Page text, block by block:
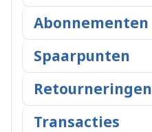
Abonnementen
Spaarpunten
Retourneringen
Transacties